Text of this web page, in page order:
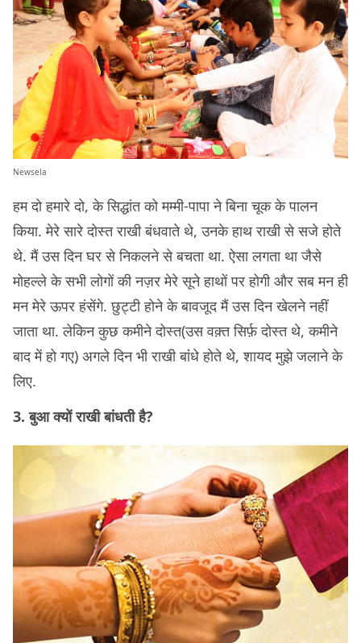
Newsela
हम दो हमारे दो, के सिद्धांत को मम्मी-पापा ने बिना चूक के पालन
किया. मेरे सारे दोस्त राखी बंधवाते थे, उनके हाथ राखी से सजे होते
थे. मैं उस दिन घर से निकलने से बचता था. ऐसा लगता था जैसे
मोहल्ले के सभी लोगों की नज़र मेरे सूने हाथों पर होगी और सब मन ही
मन मेरे ऊपर हंसेंगे. छुट्टी होने के बावजूद मैं उस दिन खेलने नहीं
जाता था. लेकिन कुछ कमीने दोस्त(उस वक़्त सिर्फ़ दोस्त थे, कमीने
बाद में हो गए) अगले दिन भी राखी बांंधे होते थे, शायद मुझे जलाने के
लिए.
3. बुआ क्यों राखी बांधती है?